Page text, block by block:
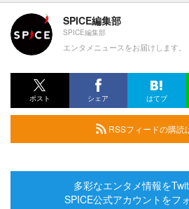
SPICE編集部
SPICE編集部
エンタメニュースをお届けします。
ポスト シェア はてブ
RSSフィードの購読
多彩なエンタメ情報を
SPICE公式アカウントをフ